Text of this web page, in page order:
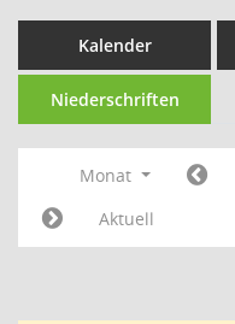
Kalender
Niederschriften
Monat
Aktuell